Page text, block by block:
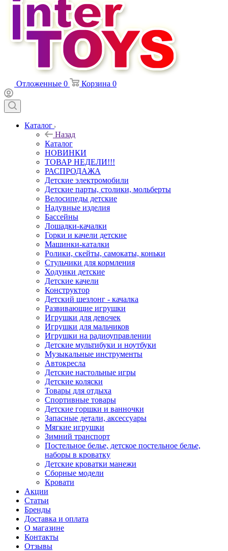
Отложенные 0 Корзина 0
Каталог
Назад
Каталог
НОВИНКИ
ТОВАР НЕДЕЛИ!!!
РАСПРОДАЖА
Детские электромобили
Детские парты, столики, мольберты
Велосипеды детские
Надувные изделия
Бассейны
Лошадки-качалки
Горки и качели детские
Машинки-каталки
Ролики, скейты, самокаты, коньки
Стульчики для кормления
Ходунки детские
Детские качели
Конструктор
Детский шезлонг - качалка
Развивающие игрушки
Игрушки для девочек
Игрушки для мальчиков
Игрушки на радиоуправлении
Детские мультибуки и ноутбуки
Музыкальные инструменты
Автокресла
Детские настольные игры
Детские коляски
Товары для отдыха
Спортивные товары
Детские горшки и ванночки
Запасные детали, аксессуары
Мягкие игрушки
Зимний транспорт
Постельное белье, детское постельное белье,
наборы в кроватку
Детские кроватки манежи
Сборные модели
Кровати
Акции
Статьи
Бренды
Доставка и оплата
О магазине
Контакты
Отзывы